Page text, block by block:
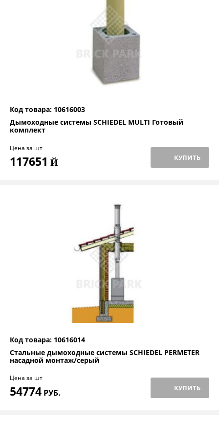
Код товара: 10616003
Дымоходные системы SCHIEDEL MULTI Готовый
комплект
Цена за шт
117651 Й КУПИТЬ
Код товара: 10616014
Стальные дымоходные системы SCHIEDEL PERMETER
насадной монтаж/серый
Цена за шт
54774 РУБ. КУПИТЬ